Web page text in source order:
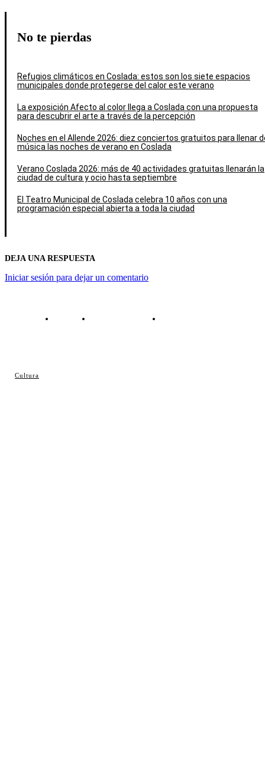
Cultura
No te pierdas
Refugios climáticos en Coslada: estos son los siete espacios
municipales donde protegerse del calor este verano
La exposición Afecto al color llega a Coslada con una propuesta
para descubrir el arte a través de la percepción
Noches en el Allende 2026: diez conciertos gratuitos para llenar
música las noches de verano en Coslada
Verano Coslada 2026: más de 40 actividades gratuitas llenarán la
ciudad de cultura y ocio hasta septiembre
El Teatro Municipal de Coslada celebra 10 años con una
programación especial abierta a toda la ciudad
DEJA UNA RESPUESTA
Iniciar sesión para dejar un comentario
Contacto Política de cookies